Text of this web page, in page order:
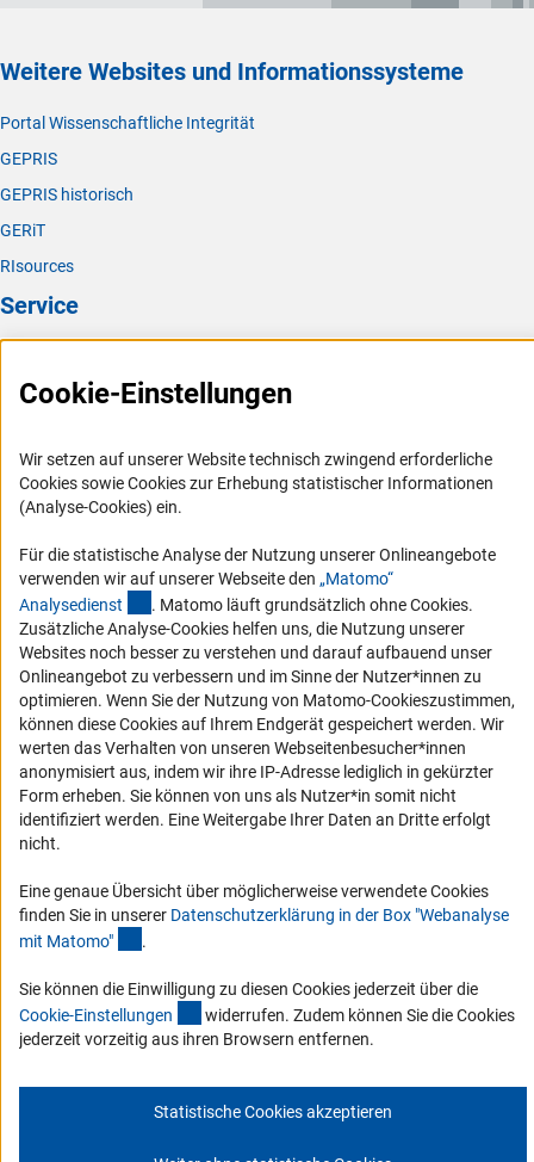
Weitere Websites und Informationssysteme
Portal Wissenschaftliche Integrität
GEPRIS
GEPRIS historisch
GERiT
RIsources
Service
FAQ
Logo und Corporate Design
RSS-Feeds
Vergabeverfahren
Barrierefreiheit
Service und Informationen für Menschen mit Behinderungen
Erklärung zur Barrierefreiheit
Barriere melden
DFG-aktuell
Erhalten Sie Neuigkeiten aus der DFG direkt in Ihr Mailpostfach oder
schauen Sie sich die Ausgaben online an.
Zum Newsletter
Impressum Datenschutz Cookie-Einstellungen
Cookie-Einstellungen
Wir setzen auf unserer Website technisch zwingend erforderliche
Cookies sowie Cookies zur Erhebung statistischer Informationen
(Analyse-Cookies) ein.
Für die statistische Analyse der Nutzung unserer Onlineangebote
verwenden wir auf unserer Webseite den „Matomo“
Analysedienst (externer Link)
. Matomo läuft grundsätzlich ohne Cookies.
Zusätzliche Analyse-Cookies helfen uns, die Nutzung unserer
Websites noch besser zu verstehen und darauf aufbauend unser
Onlineangebot zu verbessern und im Sinne der Nutzer*innen zu
optimieren. Wenn Sie der Nutzung von Matomo-Cookieszustimmen,
können diese Cookies auf Ihrem Endgerät gespeichert werden. Wir
werten das Verhalten von unseren Webseitenbesucher*innen
anonymisiert aus, indem wir ihre IP-Adresse lediglich in gekürzter
Form erheben. Sie können von uns als Nutzer*in somit nicht
identifiziert werden. Eine Weitergabe Ihrer Daten an Dritte erfolgt
nicht.
Eine genaue Übersicht über möglicherweise verwendete Cookies
finden Sie in unserer Datenschutzerklärung in der Box "Webanalyse
mit Matomo" .
Sie können die Einwilligung zu diesen Cookies jederzeit über die
Cookie-Einstellungen (interner Link)
widerrufen. Zudem können Sie die Cookies
jederzeit vorzeitig aus ihren Browsern entfernen.
Statistische Cookies akzeptieren